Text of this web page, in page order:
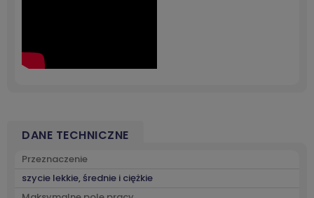
DANE TECHNICZNE
Przeznaczenie
szycie lekkie, średnie i ciężkie